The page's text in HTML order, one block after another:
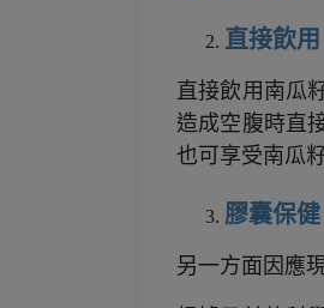
直接飲用
直接飲用南瓜
造成空腹時直
也可享受南瓜
膠囊保健
另一方面因應